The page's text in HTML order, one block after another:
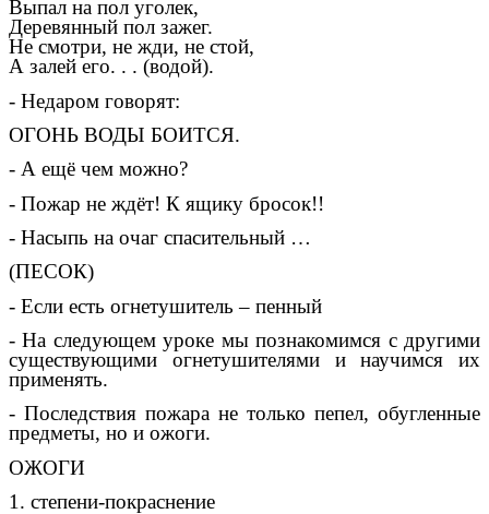
Выпал на пол уголек,
Деревянный пол зажег.
Не смотри, не жди, не стой,
А залей его. . . (водой).
- Недаром говорят:
ОГОНЬ ВОДЫ БОИТСЯ.
- А ещё чем можно?
- Пожар не ждёт! К ящику бросок!!
- Насыпь на очаг спасительный …
(ПЕСОК)
- Если есть огнетушитель – пенный
- На следующем уроке мы познакомимся с другими
существующими огнетушителями и научимся их
применять.
- Последствия пожара не только пепел, обугленные
предметы, но и ожоги.
ОЖОГИ
1. степени-покраснение